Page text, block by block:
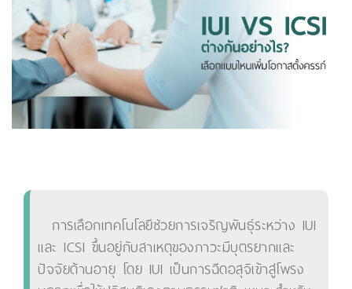
การเลือกเทคโนโลยีช่วยการเจริญพันธุ์ระหว่าง IUI
และ ICSI ขึ้นอยู่กับสาเหตุของภาวะมีบุตรยากและ
ปัจจัยด้านอายุ โดย IUI เป็นการฉีดอสุจิเข้าสู่โพรง